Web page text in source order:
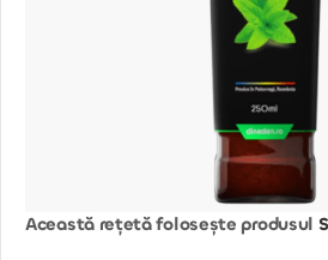
Această rețetă folosește produsul